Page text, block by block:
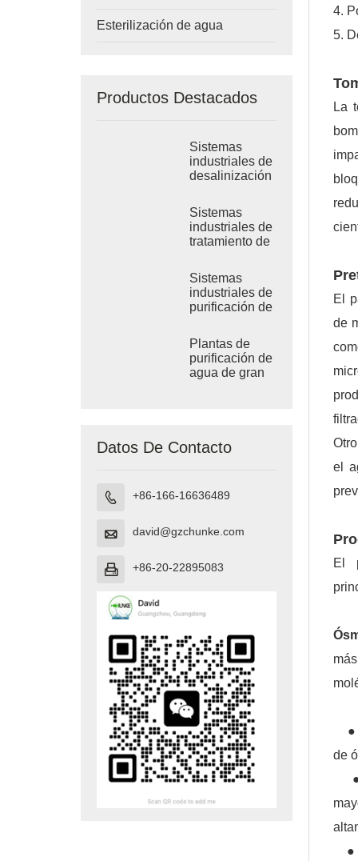
Esterilización de agua
Productos Destacados
Sistemas
industriales de
desalinización
agua de mar
Sistemas
industriales de
tratamiento de
inversa de
agua salobre
Sistemas
industriales de
purificación de
ósmosis
inversa
Plantas de
purificación de
agua de gran
Datos De Contacto
 +86-166-16636489
 david@gzchunke.com
 +86-20-22895083
4.
5.
La
El
de
el
El
●
de
●
●